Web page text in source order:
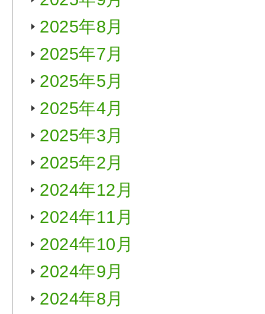
2025年8月
2025年7月
2025年5月
2025年4月
2025年3月
2025年2月
2024年12月
2024年11月
2024年10月
2024年9月
2024年8月